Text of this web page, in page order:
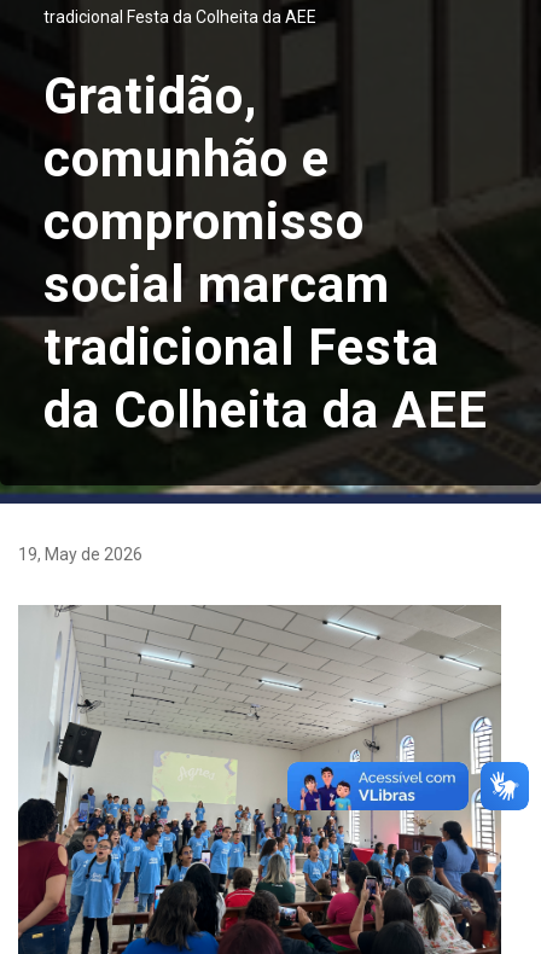
tradicional Festa da Colheita da AEE
Gratidão,
comunhão e
compromisso
social marcam
tradicional Festa
da Colheita da AEE
19, May de 2026